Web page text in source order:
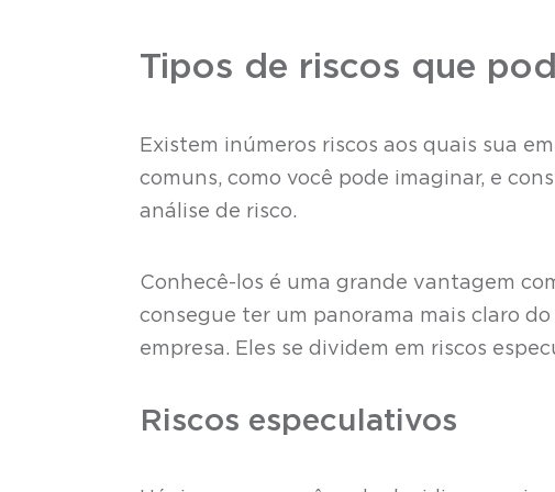
Tipos de riscos que
Existem inúmeros riscos aos quais sua
comuns, como você pode imaginar, e
análise de risco.
Conhecê-los é uma grande vantagem
consegue ter um panorama mais claro
empresa. Eles se dividem em riscos
Riscos especulativos